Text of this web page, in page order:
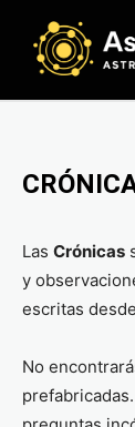
Las Crónicas
y
escritas
No